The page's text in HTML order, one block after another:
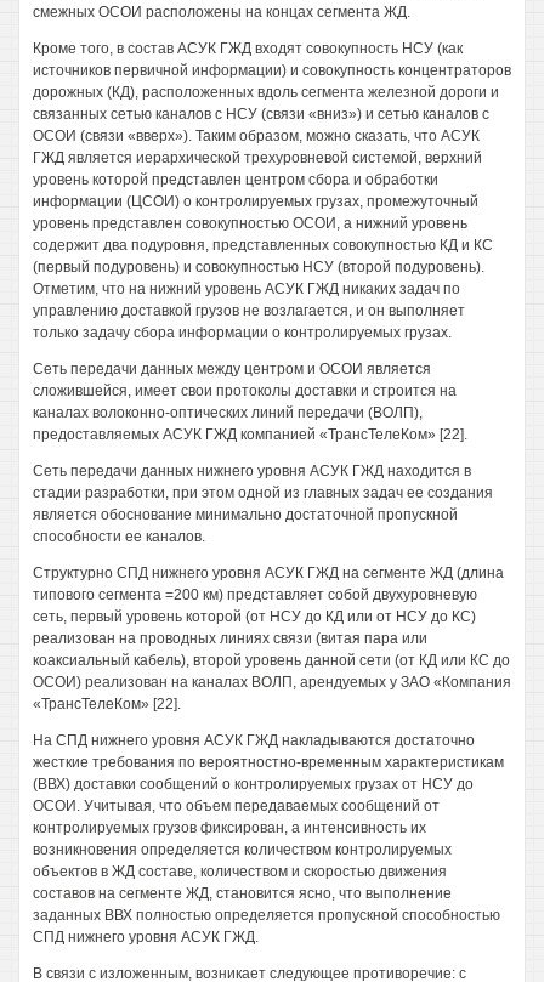
смежных ОСОИ расположены на концах сегмента ЖД.
Кроме того, в состав АСУК ГЖД входят совокупность НСУ (как
источников первичной информации) и совокупность концентраторов
дорожных (КД), расположенных вдоль сегмента железной дороги и
связанных сетью каналов с НСУ (связи «вниз») и сетью каналов с
ОСОИ (связи «вверх»). Таким образом, можно сказать, что АСУК
ГЖД является иерархической трехуровневой системой, верхний
уровень которой представлен центром сбора и обработки
информации (ЦСОИ) о контролируемых грузах, промежуточный
уровень представлен совокупностью ОСОИ, а нижний уровень
содержит два подуровня, представленных совокупностью КД и КС
(первый подуровень) и совокупностью НСУ (второй подуровень).
Отметим, что на нижний уровень АСУК ГЖД никаких задач по
управлению доставкой грузов не возлагается, и он выполняет
только задачу сбора информации о контролируемых грузах.
Сеть передачи данных между центром и ОСОИ является
сложившейся, имеет свои протоколы доставки и строится на
каналах волоконно-оптических линий передачи (ВОЛП),
предоставляемых АСУК ГЖД компанией «ТрансТелеКом» [22].
Сеть передачи данных нижнего уровня АСУК ГЖД находится в
стадии разработки, при этом одной из главных задач ее создания
является обоснование минимально достаточной пропускной
способности ее каналов.
Структурно СПД нижнего уровня АСУК ГЖД на сегменте ЖД (длина
типового сегмента =200 км) представляет собой двухуровневую
сеть, первый уровень которой (от НСУ до КД или от НСУ до КС)
реализован на проводных линиях связи (витая пара или
коаксиальный кабель), второй уровень данной сети (от КД или КС до
ОСОИ) реализован на каналах ВОЛП, арендуемых у ЗАО «Компания
«ТрансТелеКом» [22].
На СПД нижнего уровня АСУК ГЖД накладываются достаточно
жесткие требования по вероятностно-временным характеристикам
(ВВХ) доставки сообщений о контролируемых грузах от НСУ до
ОСОИ. Учитывая, что объем передаваемых сообщений от
контролируемых грузов фиксирован, а интенсивность их
возникновения определяется количеством контролируемых
объектов в ЖД составе, количеством и скоростью движения
составов на сегменте ЖД, становится ясно, что выполнение
заданных ВВХ полностью определяется пропускной способностью
СПД нижнего уровня АСУК ГЖД.
В связи с изложенным, возникает следующее противоречие: с